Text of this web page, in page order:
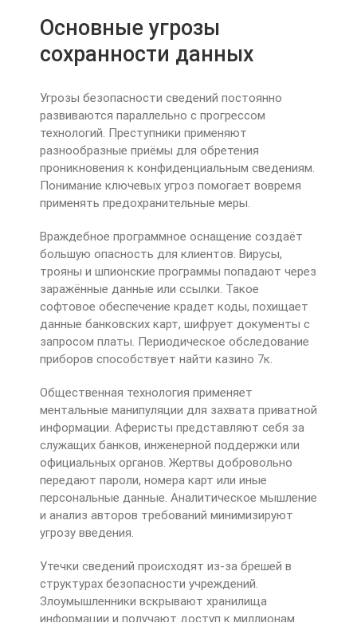
Основные угрозы
сохранности данных
Угрозы безопасности сведений постоянно
развиваются параллельно с прогрессом
технологий. Преступники применяют
разнообразные приёмы для обретения
проникновения к конфиденциальным сведениям.
Понимание ключевых угроз помогает вовремя
применять предохранительные меры.
Враждебное программное оснащение создаёт
большую опасность для клиентов. Вирусы,
трояны и шпионские программы попадают через
заражённые данные или ссылки. Такое
софтовое обеспечение крадет коды, похищает
данные банковских карт, шифрует документы с
запросом платы. Периодическое обследование
приборов способствует найти казино 7к.
Общественная технология применяет
ментальные манипуляции для захвата приватной
информации. Аферисты представляют себя за
служащих банков, инженерной поддержки или
официальных органов. Жертвы добровольно
передают пароли, номера карт или иные
персональные данные. Аналитическое мышление
и анализ авторов требований минимизируют
угрозу введения.
Утечки сведений происходят из-за брешей в
структурах безопасности учреждений.
Злоумышленники вскрывают хранилища
информации и получают доступ к миллионам